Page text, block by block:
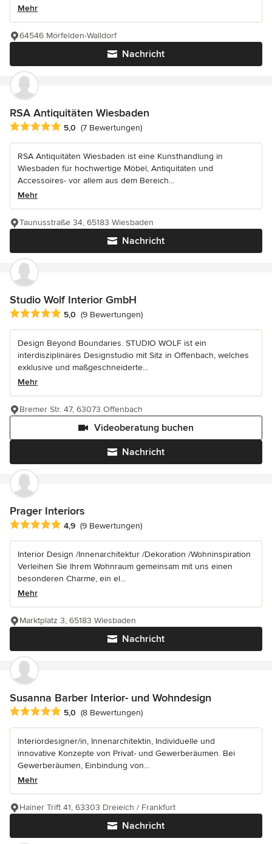
Mehr
Nachricht
64546 Mörfelden-Walldorf
RSA Antiquitäten Wiesbaden
Durchschnittliche Bewertung: 5 von 5 Sternen
5,0 (7 Bewertungen)
RSA Antiquitäten Wiesbaden ist eine Kunsthandlung in
Wiesbaden für hochwertige Möbel, Antiquitäten und
Accessoires- vor allem aus dem Bereich...
Mehr
Nachricht
Taunusstraße 34, 65183 Wiesbaden
Studio Wolf Interior GmbH
Durchschnittliche Bewertung: 5 von 5 Sternen
5,0 (9 Bewertungen)
Design Beyond Boundaries. STUDIO WOLF ist ein
interdisziplinäres Designstudio mit Sitz in Offenbach, welches
exklusive und maßgeschneiderte...
Mehr
Nachricht
Videoberatung buchen
Bremer Str. 47, 63073 Offenbach
Prager Interiors
Durchschnittliche Bewertung: 4.9 von 5 Sternen
4,9 (9 Bewertungen)
Interior Design /Innenarchitektur /Dekoration /Wohninspiration
Verleihen Sie Ihrem Wohnraum gemeinsam mit uns einen
besonderen Charme, ein el...
Mehr
Nachricht
Marktplatz 3, 65183 Wiesbaden
Susanna Barber Interior- und Wohndesign
Durchschnittliche Bewertung: 5 von 5 Sternen
5,0 (8 Bewertungen)
Interiordesigner/in, Innenarchitektin, Individuelle und
innovative Konzepte von Privat- und Gewerberäumen. Bei
Gewerberäumen, Einbindung von...
Mehr
Nachricht
Hainer Trift 41, 63303 Dreieich / Frankfurt